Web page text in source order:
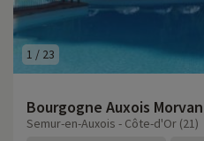
1 / 23
Bourgogne Auxois Morvan
Semur-en-Auxois - Côte-d'Or (21)